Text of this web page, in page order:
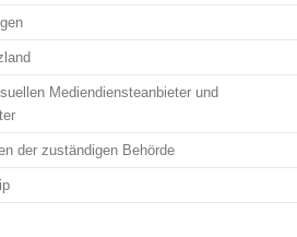
Mediendiensteanbieter und
der zuständigen Behörde